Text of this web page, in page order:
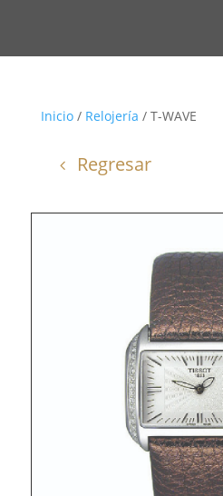
Inicio/ Relojería / T-WAVE
Regresar